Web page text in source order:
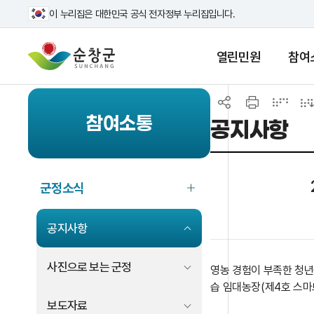
이 누리집은 대한민국 공식 전자정부 누리집입니다.
열린민원 참여
참여소통
군정소식
공지사항
사진으로 보는 군정
보도자료
공지사항
영농 경험이 부족한 청
습 임대농장(제4호 스마